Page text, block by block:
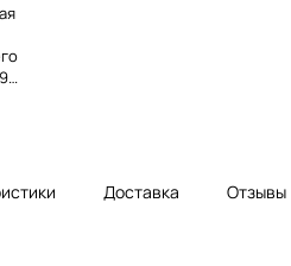
Доставка Отзывы